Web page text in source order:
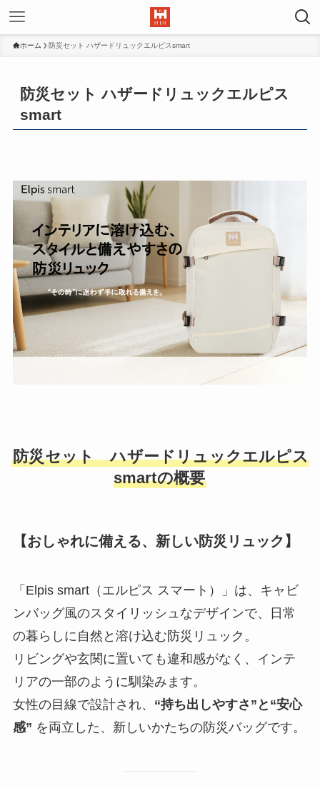
ホーム 防災セット ハザードリュックエルピスsmart
防災セット ハザードリュックエルピス
smart
防災セット ハザードリュックエルピス
smartの概要
【おしゃれに備える、新しい防災リュック】
「Elpis smart（エルピス スマート）」は、キャビ
ンバッグ風のスタイリッシュなデザインで、日常
の暮らしに自然と溶け込む防災リュック。
リビングや玄関に置いても違和感がなく、インテ
リアの一部のように馴染みます。
女性の目線で設計され、 “持ち出しやすさ”と“安心
感” を両立した、新しいかたちの防災バッグです。